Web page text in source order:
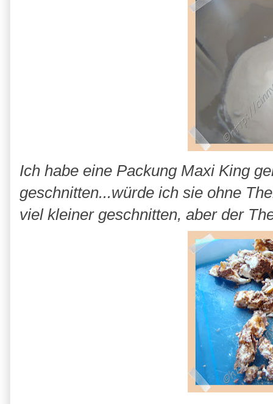
Ich habe eine Packung Maxi King
geschnitten...würde ich sie ohne
viel kleiner geschnitten, aber der